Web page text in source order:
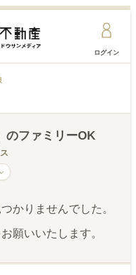
ログイン
のファミリーOK
かりませんでした。
願いいたします。